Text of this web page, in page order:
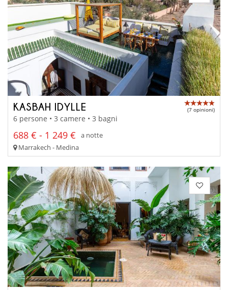
KASBAH IDYLLE (7 opinioni)
6 persone • 3 camere • 3 bagni
688 € - 1 249 €
a notte
Marrakech - Medina